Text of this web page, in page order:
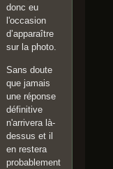
donc eu
l'occasion
d’apparaître
sur la photo.
Sans doute
que jamais
une réponse
définitive
n'arrivera là-
dessus et il
en restera
probablement